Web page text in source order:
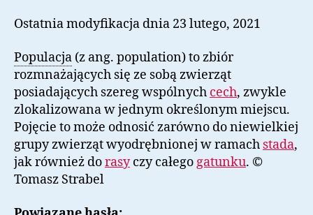
Ostatnia modyfikacja dnia 23 lutego, 2021
Populacja (z ang. population) to zbiór
rozmnażających się ze sobą zwierząt
posiadających szereg wspólnych cech, zwykle
zlokalizowana w jednym określonym miejscu.
Pojęcie to może odnosić zarówno do niewielkiej
grupy zwierząt wyodrębnionej w ramach stada,
jak również dorasyczy całego gatunku. ©
Tomasz Strabel